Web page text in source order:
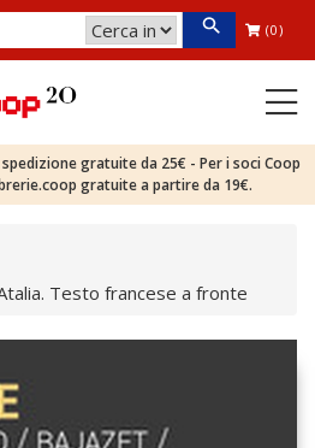
(0)
gratuite da 25€ - Per i soci Coop
gratuite a partire da 19€.
Testo francese a fronte